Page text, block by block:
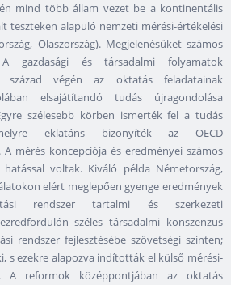
mind több állam vezet be a kontinentális
teszteken alapuló nemzeti mérési-értékelési
Olaszország). Megjelenésüket számos
gazdasági és társadalmi folyamatok
század végén az oktatás feladatainak
elsajátítandó tudás újragondolása
szélesebb körben ismerték fel a tudás
eklatáns bizonyíték az OECD
A mérés koncepciója és eredményei számos
voltak. Kiváló példa Németország,
elért meglepően gyenge eredmények
rendszer tartalmi és szerkezeti
széles társadalmi konszenzus
rendszer fejlesztésébe szövetségi szinten;
s ezekre alapozva indították el külső mérési-
A reformok középpontjában az oktatás